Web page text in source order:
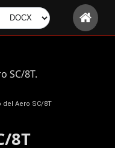
SC/8T.
del Aero SC/8T
8T